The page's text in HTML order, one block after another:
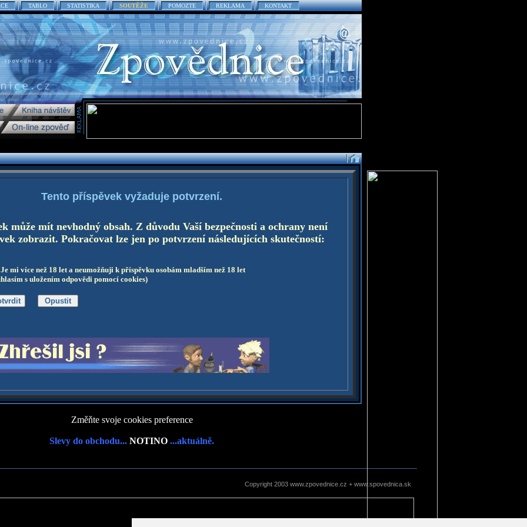
TABLO STATISTIKA SOUTĚŽE POMOZTE REKLAMA KONTAKT
Tento příspěvek vyžaduje potvrzení.
může mít nevhodný obsah. Z důvodu Vaší bezpečnosti a ochrany není
zobrazit. Pokračovat lze jen po potvrzení následujících skutečností:
mi více než 18 let a neumožňuji k příspěvku osobám mladším než 18 let
s uložením odpovědi pomocí cookies)
Změňte svoje cookies preference
Slevy do obchodu... NOTINO ...aktuálně.
Copyright 2003 www.zpovednice.cz + www.spovednica.sk